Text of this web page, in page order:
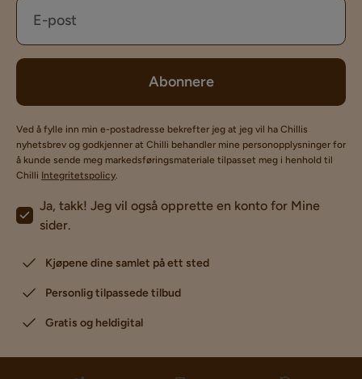
Abonnere
Ved å fylle inn min e-postadresse bekrefter jeg at jeg vil ha Chillis
nyhetsbrev og godkjenner at Chilli behandler mine personopplysninger for
å kunde sende meg markedsføringsmateriale tilpasset meg i henhold til
Chilli Integritetspolicy.
Ja, takk! Jeg vil også opprette en konto for Mine
sider.
Kjøpene dine samlet på ett sted
Personlig tilpassede tilbud
Gratis og heldigital